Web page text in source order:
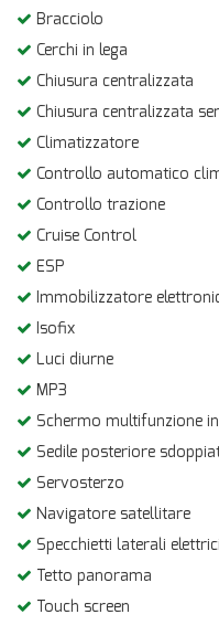
Bracciolo
Cerchi in lega
Chiusura centralizzata
Chiusura centralizzata
Climatizzatore
Controllo automatico
Controllo trazione
Cruise Control
ESP
Immobilizzatore
Isofix
Luci diurne
MP3
Schermo multifunzione
Sedile posteriore
Servosterzo
Navigatore satellitare
Specchietti laterali elettrici
Tetto panorama
Touch screen